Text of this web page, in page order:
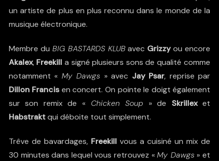
un artiste de plus en plus reconnu dans le monde de la
musique électronique.
Membre du BIG BASTARDS KLUBavec Grizzyou encore
Akalex, Freekill a signé plusieurs sons de qualité comme
notamment « My Dawgs » avec Jay Psar, reprise par
Dillon Francisen concert. On pointe le doigt également
sur son remix de « Chicken Soup » de Skrillexet
Habstraktqui déboite tout simplement.
Trêve de bavardages, Freekillvous a cuisiné un mix de
30 minutes dans lequel vous retrouvez «My Dawgs » et